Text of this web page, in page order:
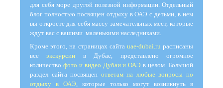
для себя море другой полезной информации. Отдельный
блог полностью посвящен отдыху в ОАЭ с детьми, в нем
вы откроете для себя массу замечательных мест, которые
ждут вас с вашими маленькими наследниками.
Кроме этого, на страницах сайта uae-dubai.ru расписаны
всеэкскурсии в Дубае, представлено огромное
количество фото и видео Дубаи и ОАЭ в целом. Большой
раздел сайта посвящен ответам на любые вопросы по
отдыху в ОАЭ , которые только могут возникнуть в